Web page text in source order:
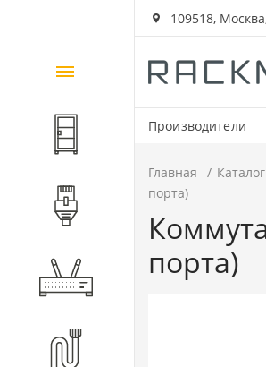
109518,
Производители
Каталог
товаров
Шкафы и стойки
Компоненты СКС
Активное оборудование
Главная
порта)
порта)